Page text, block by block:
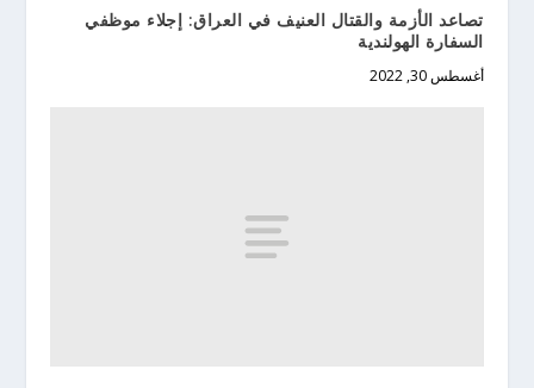
تصاعد الأزمة والقتال العنيف في العراق: إجلاء موظفي
السفارة الهولندية
أغسطس 30, 2022